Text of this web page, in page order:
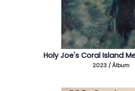
Holy Joe's Coral Island
2023 / Álbum